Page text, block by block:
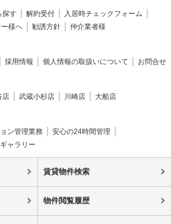
探す 解約受付
入居時チェックフォーム
様へ 勧誘方針 仲介業者様
採用情報 個人情報の取扱いについて お問合せ
店 武蔵小杉店 川崎店 大船店
ン管理業務
安心の24時間管理
ャラリー
賃貸物件検索
物件閲覧履歴